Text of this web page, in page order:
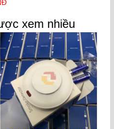
xem nhiều